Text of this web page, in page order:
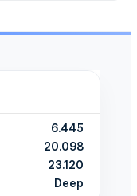
6.445
20.098
23.120
Deep